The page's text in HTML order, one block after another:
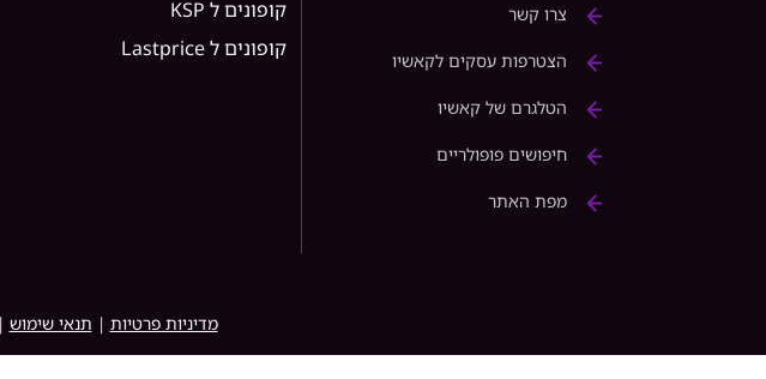
צרו קשר
הצטרפות עסקים לקאשיו
הטלגרם של קאשיו
חיפושים פופולריים
מפת האתר
קופונים ל KSP
קופונים ל Lastprice
מדיניות פרטיות | תנאי שימוש